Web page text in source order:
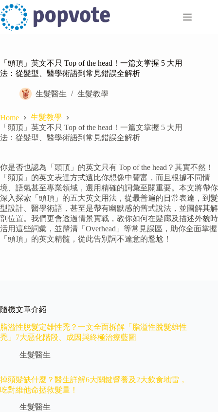
Skip
to
content
「頭頂」英文不只 Top of the head！一篇文掌握 5 大用
法：從髮型、醫學術語到常見錯誤全解析
生髮醫生 生髮教學
Home
生髮教學
「頭頂」英文不只 Top of the head！一篇文掌握 5 大用
法：從髮型、醫學術語到常見錯誤全解析
你是否也認為「頭頂」的英文只有 Top of the head？其實不然！
「頭頂」的英文表達方式遠比你想像中豐富，而且根據不同情
境、語氣甚至專業領域，選用精確的詞彙至關重要。本文將帶你
深入探索「頭頂」的五大英文用法，從最普遍的日常表達，到髮
型設計、醫學術語，甚至是帶有幽默感的舊式說法，並圖解其解
剖位置。我們更會透過情景實戰，教你如何在髮廊及描述外貌時
活用這些詞彙，並釐清「Overhead」等常見誤區，助你全面掌握
「頭頂」的英文精髓，從此告別詞不達意的尷尬！
隨機文章介紹
脂溢性脫髮定雄性禿？一文全面拆解「脂溢性脫髮雄性
禿」7大惡化階段、成因與終極治療藍圖
生髮醫生
掉頭髮缺什麼？醫生詳解6大關鍵營養及2大飲食地雷，
吃對維他命拯救髮量！
生髮醫生